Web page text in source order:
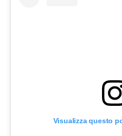
Visualizza questo